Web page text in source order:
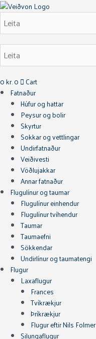
Skip
to
content
0kr.0 Cart
Fatnaður
Húfur og hattar
Peysur og bolir
Skyrtur
Sokkar og vettlingar
Undirfatnaður
Veiðivesti
Vöðlujakkar
Annar fatnaður
Flugulínur og taumar
Flugulínur einhendur
Flugulínur tvíhendur
Taumar
Taumaefni
Sökkendar
Undirlínur og taumatengi
Flugur
Laxaflugur
Frances
Tvíkrækjur
Þríkrækjur
Flugur eftir Nils Folmer
Silungaflugur
Mustad
Túbuþríkrækjur
nr-
14
quantity
Original
price
32.990 kr..
price
19.794 kr..